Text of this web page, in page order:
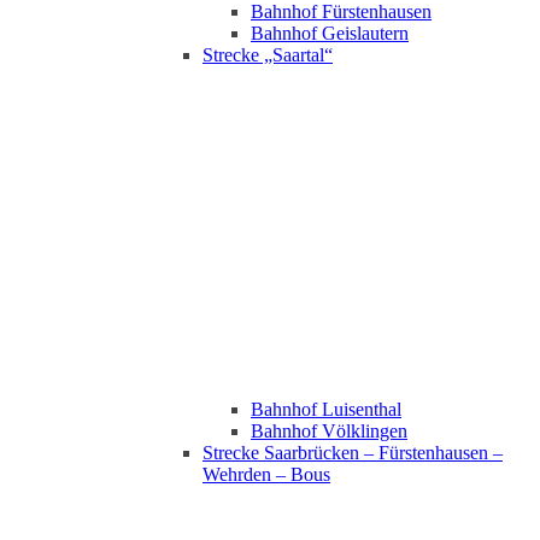
Bahnhof Fürstenhausen
Bahnhof Geislautern
Strecke „Saartal“
Bahnhof Luisenthal
Bahnhof Völklingen
Strecke Saarbrücken – Fürstenhausen –
Wehrden – Bous